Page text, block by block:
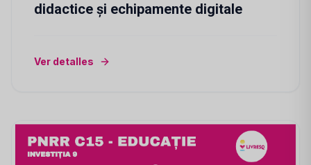
didactice și echipamente digitale
Ver detalles